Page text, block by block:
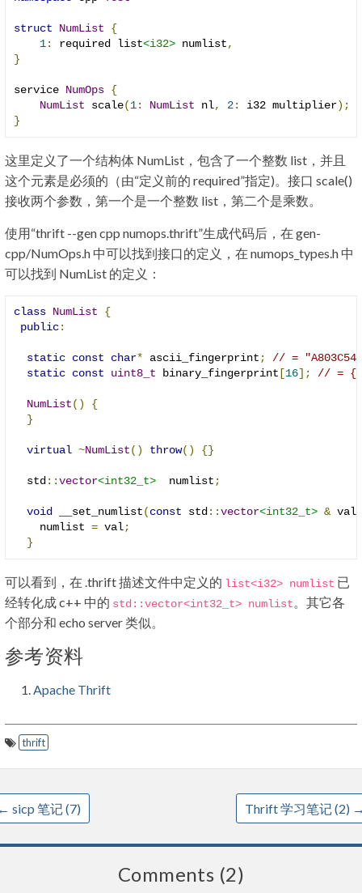
struct NumList
{
1: required list<i32> numlist,
}
service NumOps {
NumList scale(1: NumList nl, 2: i32 multiplier);
}
这里定义了一个结构体 NumList，包含了一个整数 list，并且
这个元素是必须的（由“定义前的 required”指定)。接口 scale()
接收两个参数，第一个是一个整数 list，第二个是乘数。
使用“thrift --gen cpp numops.thrift”生成代码后，在 gen-
cpp/NumOps.h 中可以找到接口的定义，在 numops_types.h 中
可以找到 NumList 的定义：
class NumList
{
public:
static const char* ascii_fingerprint ;
// =
static const uint8_t binary_fingerprint [16]; // =
NumList()
{
}
virtual ~NumList() throw() {}
  std
::vector<int32_t>
  numlist
;
void __set_numlist(const std ::vector<int32_t> & val
    numlist
= val;
}
可以看到，在 .thrift 描述文件中定义的 list<i32> numlist 已
经转化成 c++ 中的 std ::vector<int32_t> numlist。其它各
个部分和 echo server 类似。
参考资料
Apache Thrift
thrift
sicp 笔记 (7) Thrift 学习笔记 (2)
Comments (2)